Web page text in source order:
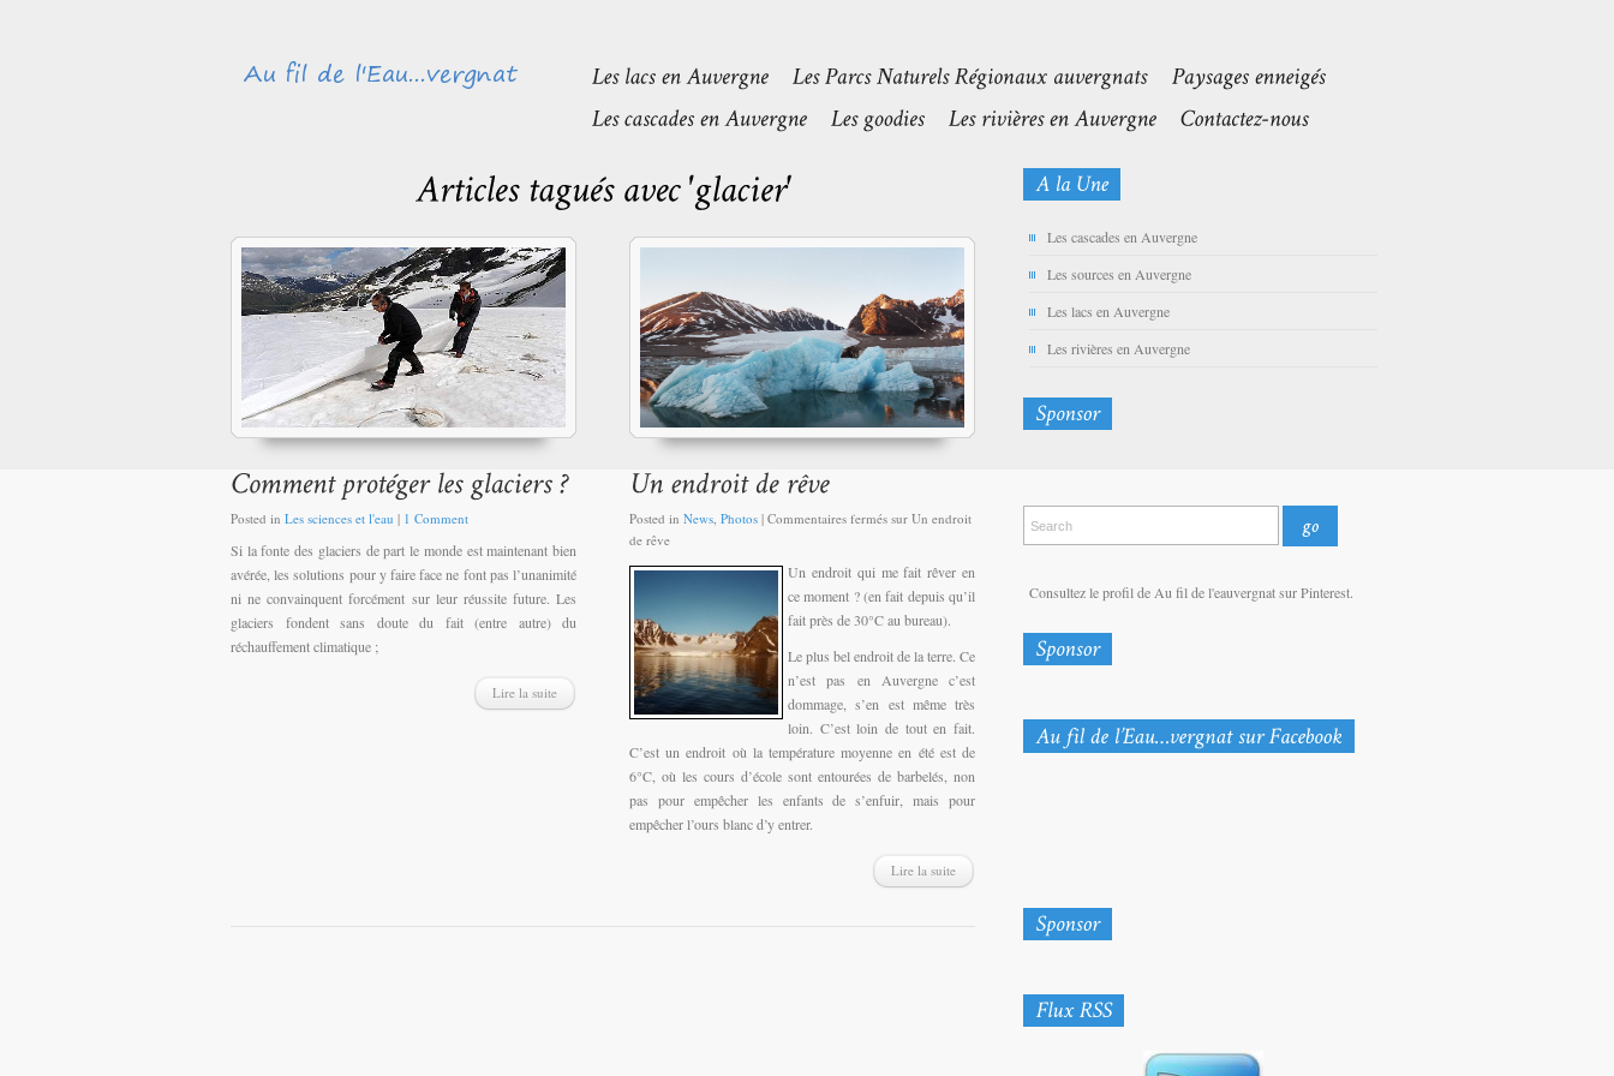
Posted in Les sciences et l'eau | 1 Comment
Si la fonte des glaciers de part le monde est maintenant bien
avérée, les solutions pour y faire face ne font pas l’unanimité
ni ne convainquent forcément sur leur réussite future. Les
glaciers fondent sans doute du fait (entre autre) du
réchauffement climatique ;
Lire la suite
Posted in News Photos | Commentaires fermés sur Un endroit
de rêve
Un endroit qui me fait rêver en
ce moment ? (en fait depuis qu’il
fait près de 30°C au bureau).
Le plus bel endroit de la terre. Ce
n’est pas en Auvergne c’est
dommage, s’en est même très
loin. C’est loin de tout en fait.
C’est un endroit où la température moyenne en été est de
6°C, où les cours d’école sont entourées de barbelés, non
pas pour empêcher les enfants de s’enfuir, mais pour
empêcher l’ours blanc d’y entrer.
Lire la suite
Les cascades en Auvergne
Les sources en Auvergne
Les lacs en Auvergne
Les rivières en Auvergne
Consultez le profil de Au fil de l'eauvergnat sur Pinterest.